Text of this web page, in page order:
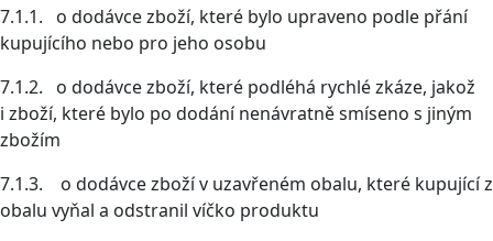
7.1.1. o dodávce zboží, které bylo upraveno podle přání
kupujícího nebo pro jeho osobu
7.1.2. o dodávce zboží, které podléhá rychlé zkáze, jakož
i zboží, které bylo po dodání nenávratně smíseno s jiným
zbožím
7.1.3. o dodávce zboží v uzavřeném obalu, které kupující z
obalu vyňal a odstranil víčko produktu